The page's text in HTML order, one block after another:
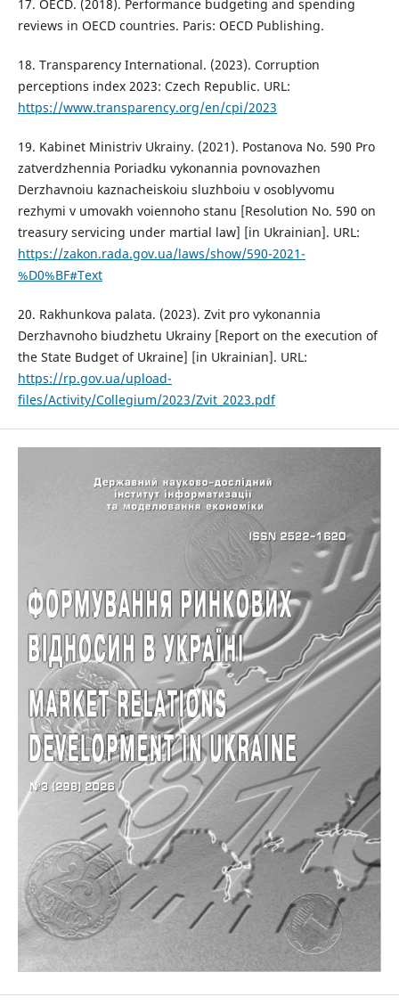
17. OECD. (2018). Performance budgeting and spending
reviews in OECD countries. Paris: OECD Publishing.
18. Transparency International. (2023). Corruption
perceptions index 2023: Czech Republic. URL:
https://www.transparency.org/en/cpi/2023
19. Kabinet Ministriv Ukrainy. (2021). Postanova No. 590 Pro
zatverdzhennia Poriadku vykonannia povnovazhen
Derzhavnoiu kaznacheiskoiu sluzhboiu v osoblyvomu
rezhymi v umovakh voiennoho stanu [Resolution No. 590 on
treasury servicing under martial law] [in Ukrainian]. URL:
https://zakon.rada.gov.ua/laws/show/590-2021-
%D0%BF#Text
20. Rakhunkova palata. (2023). Zvit pro vykonannia
Derzhavnoho biudzhetu Ukrainy [Report on the execution of
the State Budget of Ukraine] [in Ukrainian]. URL:
https://rp.gov.ua/upload-
files/Activity/Collegium/2023/Zvit_2023.pdf